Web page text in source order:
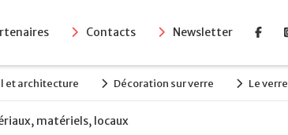
et architecture Décoration sur verre Le verre
Contacts Newsletter
matériels, locaux